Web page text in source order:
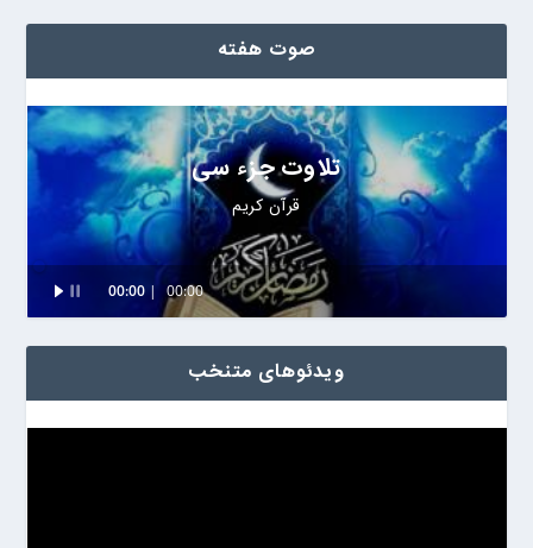
صوت هفته
تلاوت جزء سی
قرآن کریم
00:00 00:00
ویدئوهای متنخب